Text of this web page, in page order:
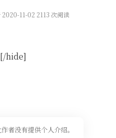
2020-11-02 2113 次阅读
hide]
作者没有提供个人介绍。